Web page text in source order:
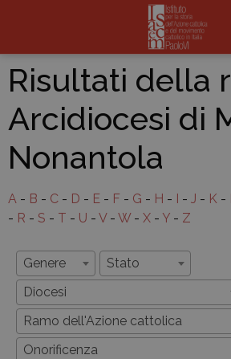
Risultati della
Arcidiocesi di
Nonantola
A - B - C - D - E - F - G - H - - J - K -
- R - S - T - U - V - W - X - Y - Z
Genere
Stato
Diocesi
Ramo dell'Azione cattolica
Onorificenza